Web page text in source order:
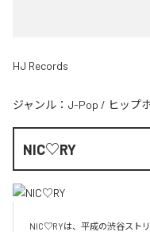
HJ Records
ジャンル： J-Pop / ヒップ
NIC♡RY
NIC♡RYは、平成の渋谷スト